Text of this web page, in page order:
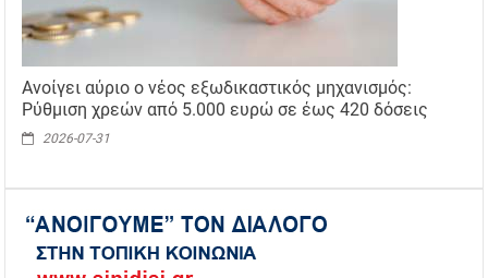
Ανοίγει αύριο ο νέος εξωδικαστικός μηχανισμός:
Ρύθμιση χρεών από 5.000 ευρώ σε έως 420 δόσεις
2026-07-31